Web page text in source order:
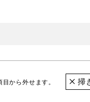
から外せます。 掃